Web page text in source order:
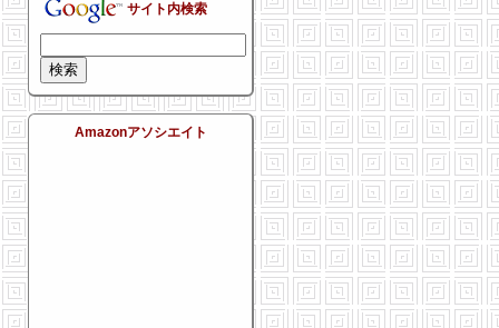
サイト内検索
Amazonアソシエイト